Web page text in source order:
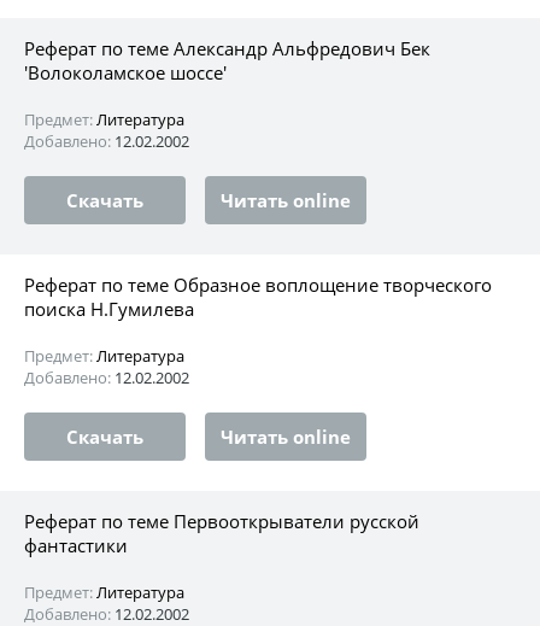
Реферат по теме Александр Альфредович Бек
'Волоколамское шоссе'
Предмет:Литература
Добавлено: 12.02.2002
Скачать Читать online
Реферат по теме Образное воплощение творческого
поиска Н.Гумилева
Предмет:Литература
Добавлено: 12.02.2002
Скачать Читать online
Реферат по теме Первооткрыватели русской
фантастики
Предмет:Литература
Добавлено: 12.02.2002